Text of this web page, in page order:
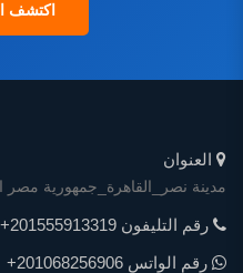
اكتشف
العنوان
مدينة نصر_القاهرة_جمهورية مصر
رقم التليفون +201555913319
رقم الواتس +201068256906